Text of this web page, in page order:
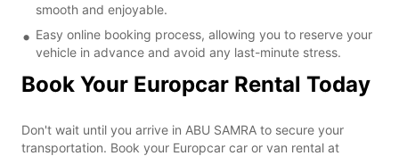
smooth and enjoyable.
Easy online booking process, allowing you to reserve your
vehicle in advance and avoid any last-minute stress.
Book Your Europcar Rental Today
Don't wait until you arrive in ABU SAMRA to secure your
transportation. Book your Europcar car or van rental at